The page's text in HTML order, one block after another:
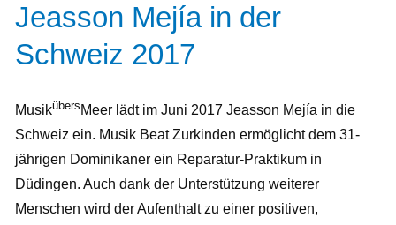
Jeasson Mejía in der
Schweiz 2017
Musikübers Meer lädt im Juni 2017 Jeasson Mejía in die
Schweiz ein. Musik Beat Zurkinden ermöglicht dem 31-
jährigen Dominikaner ein Reparatur-Praktikum in
Düdingen. Auch dank der Unterstützung weiterer
Menschen wird der Aufenthalt zu einer positiven,